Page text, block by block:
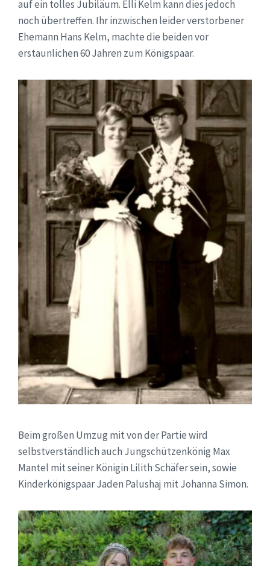
auf ein tolles Jubiläum. Elli Kelm kann dies jedoch
noch übertreffen. Ihr inzwischen leider verstorbener
Ehemann Hans Kelm, machte die beiden vor
erstaunlichen 60 Jahren zum Königspaar.
Beim großen Umzug mit von der Partie wird
selbstverständlich auch Jungschützenkönig Max
Mantel mit seiner Königin Lilith Schäfer sein, sowie
Kinderkönigspaar Jaden Palushaj mit Johanna Simon.